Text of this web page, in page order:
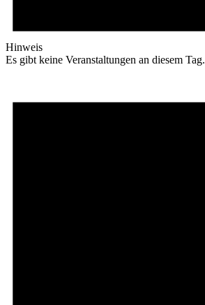
Hinweis
Es gibt keine Veranstaltungen an diesem Tag.